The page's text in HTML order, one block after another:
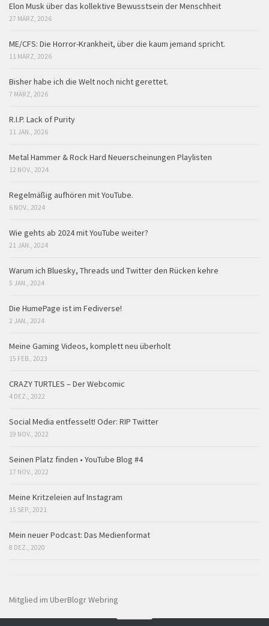
Elon Musk über das kollektive Bewusstsein der Menschheit
27 MÄRZ, 2026
ME/CFS: Die Horror-Krankheit, über die kaum jemand spricht.
11 MÄRZ, 2026
Bisher habe ich die Welt noch nicht gerettet.
7 MÄRZ, 2026
R.I.P. Lack of Purity
11 JAN., 2026
Metal Hammer & Rock Hard Neuerscheinungen Playlisten
12 NOV., 2024
Regelmäßig aufhören mit YouTube.
6 NOV., 2024
Wie gehts ab 2024 mit YouTube weiter?
21 JAN., 2024
Warum ich Bluesky, Threads und Twitter den Rücken kehre
5 JAN., 2024
Die HumePage ist im Fediverse!
2 JAN., 2024
Meine Gaming Videos, komplett neu überholt
15 FEB., 2023
CRAZY TURTLES – Der Webcomic
4 DEZ., 2022
Social Media entfesselt! Oder: RIP Twitter
19 NOV., 2022
Seinen Platz finden • YouTube Blog #4
17 NOV., 2022
Meine Kritzeleien auf Instagram
15 SEP., 2021
Mein neuer Podcast: Das Medienformat
8 DEZ., 2020
Mitglied im UberBlogr Webring